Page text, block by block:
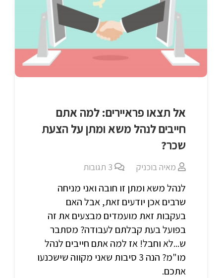
אל תצאו פראיירים: למה אתם
חייבים לנהל משא ומתן על הצעת
שכר?
מאיה בוכניק 3 תגובות
לנהל משא ומתן זו חובה ואני מניחה
שרבים אכן יודעים זאת, אבל האם
בעקבות זאת מועמדים מבצעים את זה
בפועל בעת קבלתם לעבודה? מסתבר
ש...לא וחבל! אז למה אתם חייבים לנהל
מו"מ? הנה 3 סיבות שאני מקווה שישכנעו
אתכם.